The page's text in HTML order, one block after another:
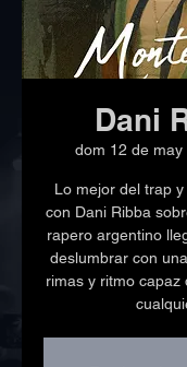
Dani
dom 12 de may
Lo mejor del trap
con Dani Ribba
rapero argentino
deslumbrar con
rimas y ritmo capaz